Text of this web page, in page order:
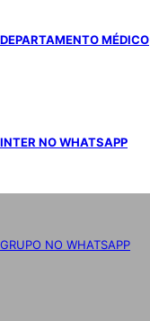
DEPARTAMENTO MÉDICO
INTER NO WHATSAPP
GRUPO NO WHATSAPP